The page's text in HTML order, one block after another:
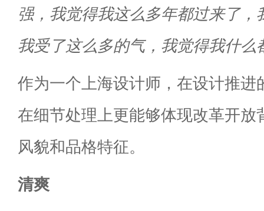
强，我觉得我这么多年都过来了，
我受了这么多的气，我觉得我什么
作为一个上海设计师，在设计推进
在细节处理上更能够体现改革开放
风貌和品格特征。
清爽